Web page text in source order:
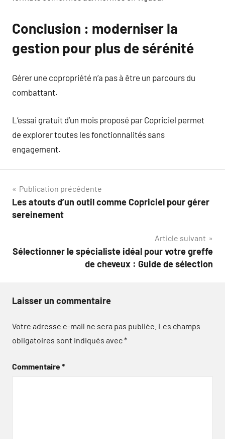
Conclusion : moderniser la
gestion pour plus de sérénité
Gérer une copropriété n’a pas à être un parcours du
combattant.
L’essai gratuit d’un mois proposé par Copriciel permet
de explorer toutes les fonctionnalités sans
engagement.
Navigation
de
Publication précédente
Les atouts d’un outil comme Copriciel pour gérer
sereinement
Article suivant
Sélectionner le spécialiste idéal pour votre greffe
de cheveux : Guide de sélection
Laisser un commentaire
Votre adresse e-mail ne sera pas publiée. Les champs
obligatoires sont indiqués avec*
Commentaire*